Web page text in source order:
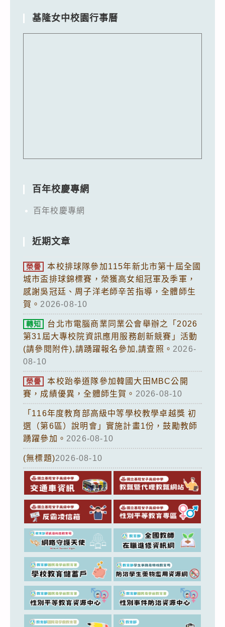
基隆女中校園行事曆
百年校慶專網
百年校慶專網
近期文章
榮譽
本校排球隊參加115年新北市第十屆全國
城市盃排球錦標賽，榮獲高女組冠軍及季軍，
感謝吳冠廷、周子洋老師辛苦指導，全體師生
賀。 2026-08-10
轉知
台北市電腦商業同業公會舉辦之「2026
第31屆大專校院資訊應用服務創新競賽」活動
(請參閱附件),請踴躍報名參加,請查照。 2026-
08-10
榮譽
本校跆拳道隊參加韓國大田MBC公開
賽，成績優異，全體師生賀。 2026-08-10
「116年度教育部高級中等學校教學卓越獎 初
選（第6區）說明會」實施計畫1份，鼓勵教師
踴躍參加。 2026-08-10
(無標題)2026-08-10